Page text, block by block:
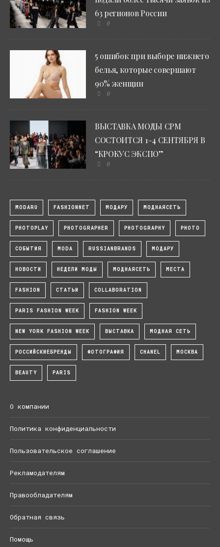
63 регионов России
0
5 ошибок при выборе нижнего
белья, которые совершают
90% женщин
0
ВЫСТАВКА МОДЫ CPM
СОСТОИТСЯ 1–4 СЕНТЯБРЯ В
“КРОКУС ЭКСПО”
0
MODARU FASHIONNET МОДАРУ МОДНАЯСЕТЬ
PHOTOPLAY PHOTOGRAPHER PHOTOGRAPHY PHOTO
СОБЫТИЯ MODA RUSSIANBRANDS МОДАРУ
НОВОСТИ НЕДЕЛИ МОДЫ МОДНАЯСЕТЬ МЕСТА
FASHION СТАТЬИ COLLABORATION
PARIS FASHION WEEK FASHION WEEK
NEW YORK FASHION WEEK ВЫСТАВКА МОДНАЯ СЕТЬ
РОССИЙСКИЕБРЕНДЫ ФОТОГРАФИЯ CHANEL МОСКВА
BEAUTY PARIS
О компании
Политика конфиденциальности
Пользовательское соглашение
Рекламодателям
Правообладателям
Обратная связь
Помощь